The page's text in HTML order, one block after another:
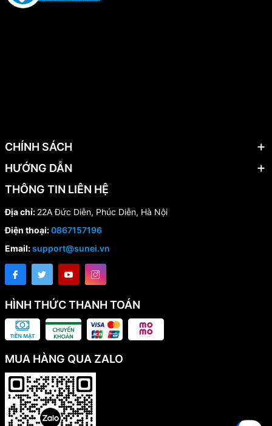
CHÍNH SÁCH
HƯỚNG DẪN
THÔNG TIN LIÊN HỆ
Địa chỉ: 22A Đức Diễn, Phúc Diễn, Hà Nội
Điện thoại:0867157196
Email:support@sunei.vn
HÌNH THỨC THANH TOÁN
MUA HÀNG QUA ZALO